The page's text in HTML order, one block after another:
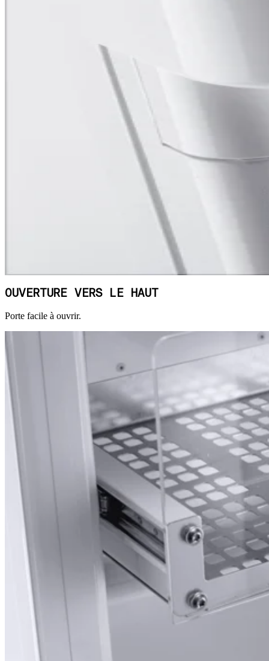
OUVERTURE VERS LE HAUT
Porte facile à ouvrir.